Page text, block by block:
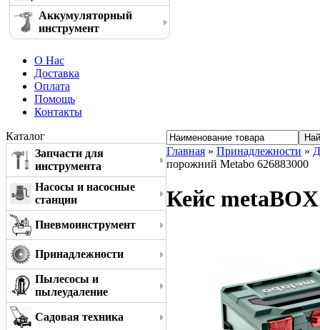
Аккумуляторный
инструмент
О Нас
Доставка
Оплата
Помощь
Контакты
Каталог
Запчасти для
инструмента
Насосы и насосные
станции
Пневмоинструмент
Принадлежности
Пылесосы и
пылеудаление
Садовая техника
Главная » Принадлежности »
порожний Metabo 626883000
Кейс